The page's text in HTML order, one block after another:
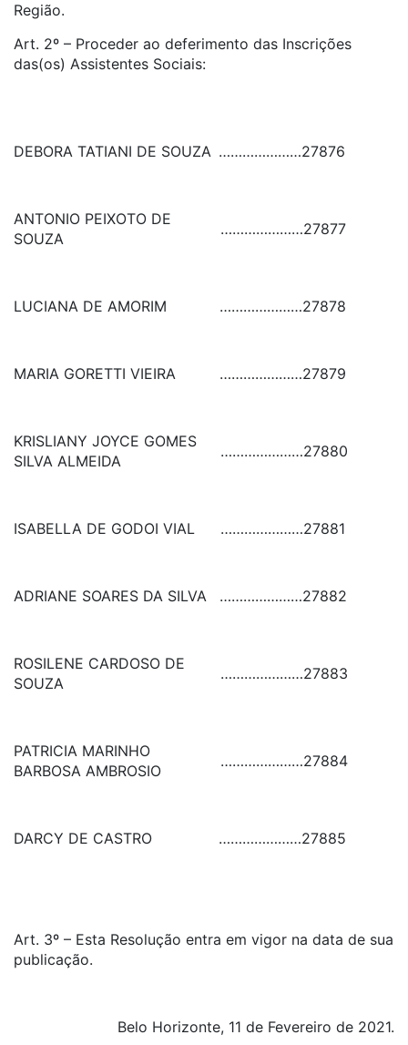
Região.
Art. 2º – Proceder ao deferimento das Inscrições
das(os) Assistentes Sociais:
DEBORA TATIANI DE SOUZA …………………27876
ANTONIO PEIXOTO DE
SOUZA
…………………27877
LUCIANA DE AMORIM …………………27878
MARIA GORETTI VIEIRA …………………27879
KRISLIANY JOYCE GOMES
SILVA ALMEIDA
…………………27880
ISABELLA DE GODOI VIAL …………………27881
ADRIANE SOARES DA SILVA …………………27882
ROSILENE CARDOSO DE
SOUZA
…………………27883
PATRICIA MARINHO
BARBOSA AMBROSIO
…………………27884
DARCY DE CASTRO …………………27885
Art. 3º – Esta Resolução entra em vigor na data de sua
publicação.
Belo Horizonte, 11 de Fevereiro de 2021.